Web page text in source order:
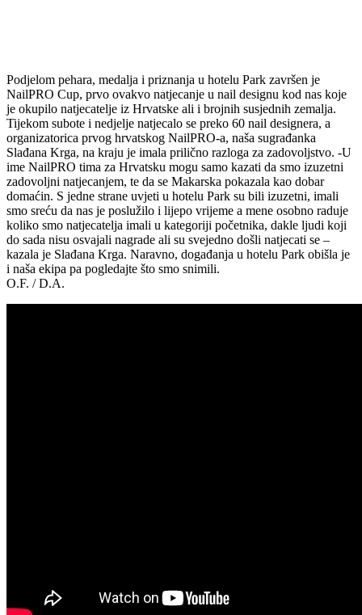
Podjelom pehara, medalja i priznanja u hotelu Park završen je
NailPRO Cup, prvo ovakvo natjecanje u nail designu kod nas koje
je okupilo natjecatelje iz Hrvatske ali i brojnih susjednih zemalja.
Tijekom subote i nedjelje natjecalo se preko 60 nail designera, a
organizatorica prvog hrvatskog NailPRO-a, naša sugrađanka
Slađana Krga, na kraju je imala prilično razloga za zadovoljstvo. -U
ime NailPRO tima za Hrvatsku mogu samo kazati da smo izuzetni
zadovoljni natjecanjem, te da se Makarska pokazala kao dobar
domaćin. S jedne strane uvjeti u hotelu Park su bili izuzetni, imali
smo sreću da nas je poslužilo i lijepo vrijeme a mene osobno raduje
koliko smo natjecatelja imali u kategoriji početnika, dakle ljudi koji
do sada nisu osvajali nagrade ali su svejedno došli natjecati se –
kazala je Slađana Krga. Naravno, događanja u hotelu Park obišla je
i naša ekipa pa pogledajte što smo snimili.
O.F. / D.A.